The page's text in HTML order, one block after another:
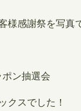
様感謝祭を写真
ン抽選会
クスでした！